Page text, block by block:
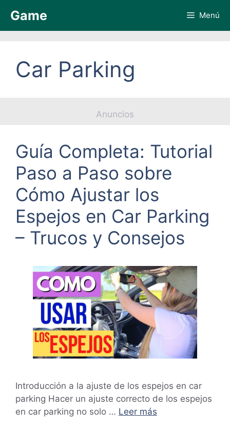
contenido
Game Menú
Car Parking
Anuncios
Guía Completa: Tutorial
Paso a Paso sobre
Cómo Ajustar los
Espejos en Car Parking
– Trucos y Consejos
Introducción a la ajuste de los espejos en car
parking Hacer un ajuste correcto de los espejos
en car parking no solo … Leer más